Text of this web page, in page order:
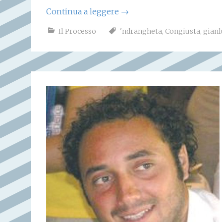
Continua a leggere →
Il Processo 'ndrangheta, Congiusta,